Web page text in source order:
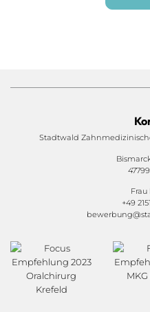
Stadtwald
Frau
+49